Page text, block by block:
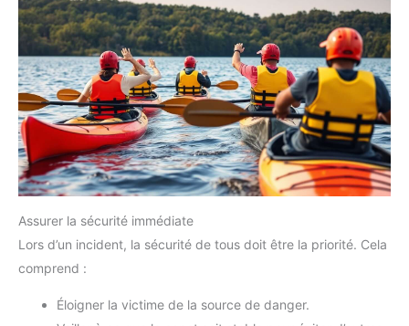
Assurer la sécurité immédiate
Lors d’un incident, la sécurité de tous doit être la priorité. Cela
comprend :
Éloigner la victime de la source de danger.